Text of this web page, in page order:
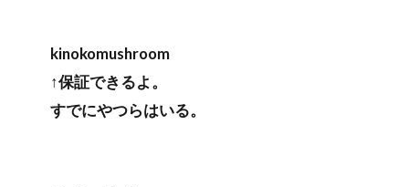
kinokomushroom
↑保証できるよ。
すでにやつらはいる。